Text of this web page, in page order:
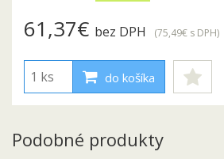
61,37€ bez DPH (75,49€ s DPH)
do košíka
Podobné produkty